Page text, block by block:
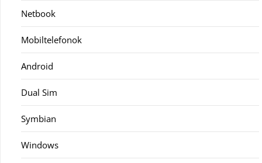
Netbook
Mobiltelefonok
Android
Dual Sim
Symbian
Windows